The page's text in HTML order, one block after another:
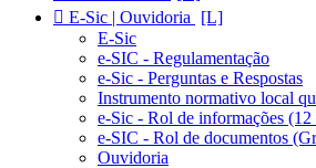
E-Sic | Ouvidoria
E-Sic
e-SIC - Regulamentação
e-Sic - Perguntas e Respostas
Instrumento normativo local
e-Sic - Rol de informações (12
e-SIC - Rol de documentos
Ouvidoria